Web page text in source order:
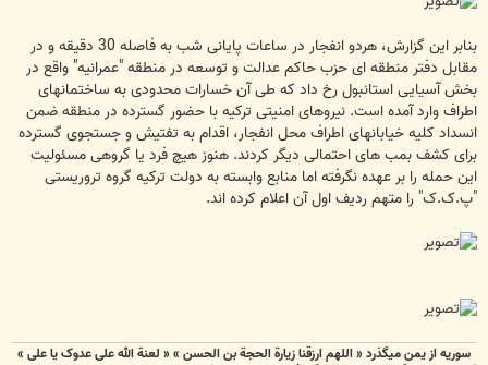
بنابر این گزارش، هردو انفجار در ساعات پایانی شب به فاصله 30 دقیقه و در
مقابل دفتر منطقه ای حزب حاکم عدالت و توسعه در منطقه "عمرانیه" واقع در
بخش آسیایی استانبول رخ داد که طی آن خسارات محدودی به ساختمانهای
اطراف وارد آمده است. نیروهای امنیتی ترکیه با حضور گسترده در منطقه ضمن
انسداد کلیه خیابانهای اطراف محل انفجار، اقدام به تفتیش و جستجوی گسترده
برای کشف بمب های احتمالی دیگر کردند. هنوز هیچ فرد یا گروهی مسئولیت
این حمله را بر عهده نگرفته اما منابع وابسته به دولت ترکیه گروه تروریستی
"پ.ک.ک" را متهم ردیف اول آن اعلام کرده اند.
سوریه از یمن میگذرد « اللهم ارزقنا زيارة الحجة بن الحسن » « لعنة الله علی عدوک یا علی »